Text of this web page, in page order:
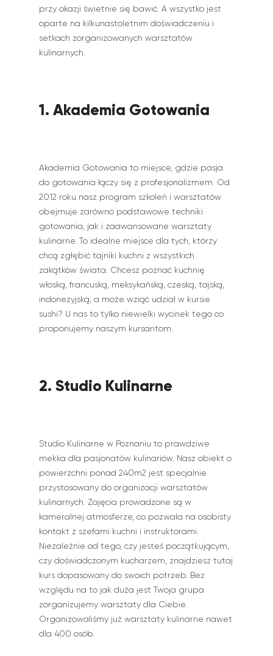
przy okazji świetnie się bawić. A wszystko jest
oparte na kilkunastoletnim doświadczeniu i
setkach zorganizowanych warsztatów
kulinarnych.
1. Akademia Gotowania
Akademia Gotowania to miejsce, gdzie pasja
do gotowania łączy się z profesjonalizmem. Od
2012 roku nasz program szkoleń i warsztatów
obejmuje zarówno podstawowe techniki
gotowania, jak i zaawansowane warsztaty
kulinarne. To idealne miejsce dla tych, którzy
chcą zgłębić tajniki kuchni z wszystkich
zakątków świata. Chcesz poznać kuchnię
włoską, francuską, meksykańską, czeską, tajską,
indonezyjską, a może wziąć udział w kursie
sushi? U nas to tylko niewielki wycinek tego co
proponujemy naszym kursantom.
2. Studio Kulinarne
Studio Kulinarne w Poznaniu to prawdziwe
mekka dla pasjonatów kulinariów. Nasz obiekt o
powierzchni ponad 240m2 jest specjalnie
przystosowany do organizacji warsztatów
kulinarnych. Zajęcia prowadzone są w
kameralnej atmosferze, co pozwala na osobisty
kontakt z szefami kuchni i instruktorami.
Niezależnie od tego, czy jesteś początkującym,
czy doświadczonym kucharzem, znajdziesz tutaj
kurs dopasowany do swoich potrzeb. Bez
względu na to jak duża jest Twoja grupa
zorganizujemy warsztaty dla Ciebie.
Organizowaliśmy już warsztaty kulinarne nawet
dla 400 osób.